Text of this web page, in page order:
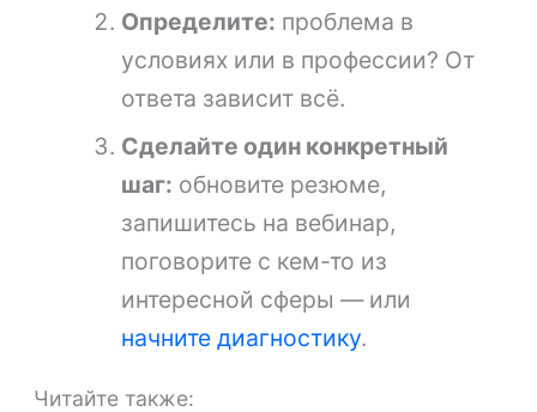
Определите: проблема в
условиях или в профессии? От
ответа зависит всё.
Сделайте один конкретный
шаг: обновите резюме,
запишитесь на вебинар,
поговорите с кем-то из
интересной сферы — или
начните диагностику.
Читайте также: